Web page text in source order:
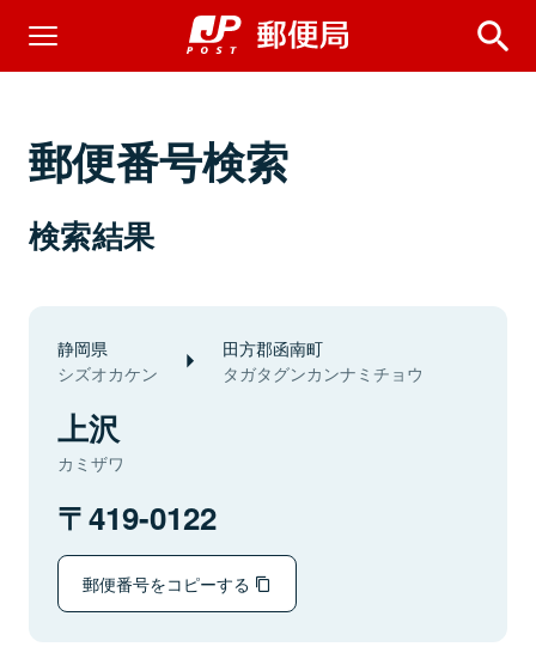
郵便番号検索
検索結果
静岡県
シズオカケン
田方郡函南町
タガタグンカンナミチョウ
上沢
カミザワ
419-0122
郵便番号をコピーする